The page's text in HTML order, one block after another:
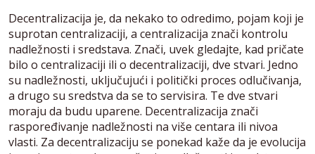
Decentralizacija je, da nekako to odredimo, pojam koji je
suprotan centralizaciji, a centralizacija znači kontrolu
nadležnosti i sredstava. Znači, uvek gledajte, kad pričate
bilo o centralizaciji ili o decentralizaciji, dve stvari. Jedno
su nadležnosti, uključujući i politički proces odlučivanja,
a drugo su sredstva da se to servisira. Te dve stvari
moraju da budu uparene. Decentralizacija znači
raspoređivanje nadležnosti na više centara ili nivoa
vlasti. Za decentralizaciju se ponekad kaže da je evolucija